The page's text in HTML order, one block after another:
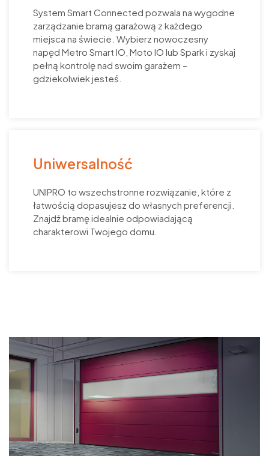
System Smart Connected pozwala na wygodne
zarządzanie bramą garażową z każdego
miejsca na świecie. Wybierz nowoczesny
napęd Metro Smart IO, Moto IO lub Spark i zyskaj
pełną kontrolę nad swoim garażem –
gdziekolwiek jesteś.
Uniwersalność
UNIPRO to wszechstronne rozwiązanie, które z
łatwością dopasujesz do własnych preferencji.
Znajdź bramę idealnie odpowiadającą
charakterowi Twojego domu.